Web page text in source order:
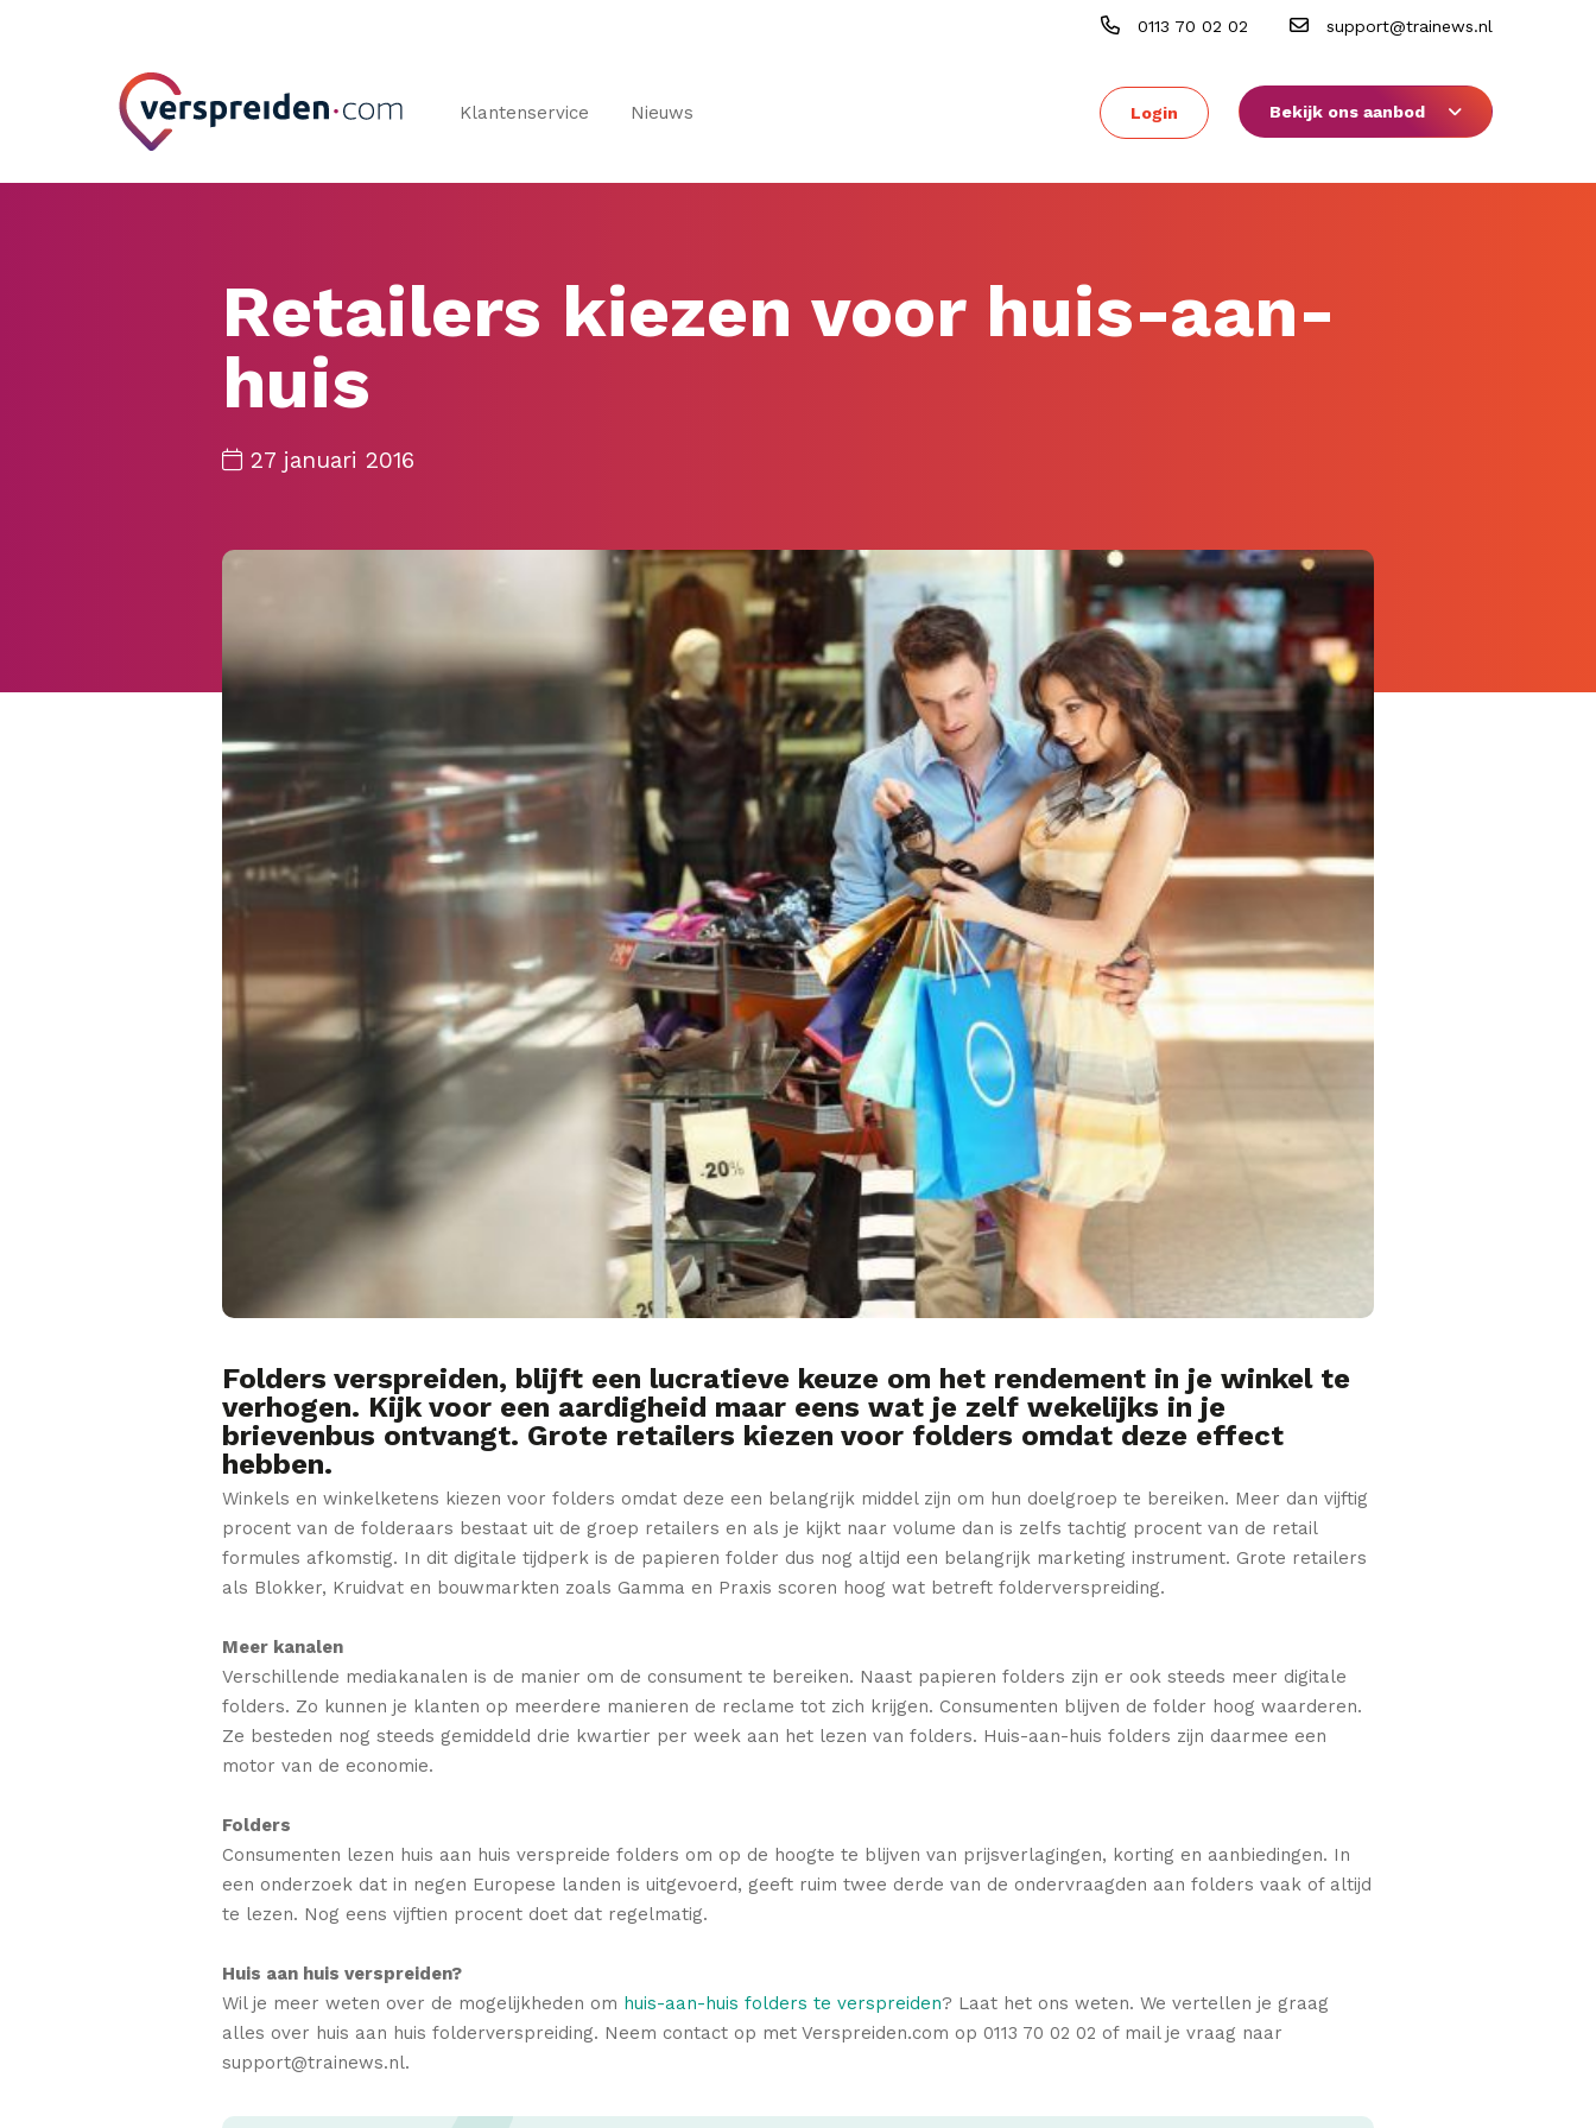
0113 70 02 02 support@trainews.nl
Klantenservice Nieuws Login Bekijk ons aanbod
Retailers kiezen voor huis-aan-
huis
27 januari 2016
Folders verspreiden, blijft een lucratieve keuze om het rendement in je winkel te
verhogen. Kijk voor een aardigheid maar eens wat je zelf wekelijks in je
brievenbus ontvangt. Grote retailers kiezen voor folders omdat deze effect
hebben.
Winkels en winkelketens kiezen voor folders omdat deze een belangrijk middel zijn om hun doelgroep te bereiken. Meer dan vijftig
procent van de folderaars bestaat uit de groep retailers en als je kijkt naar volume dan is zelfs tachtig procent van de retail
formules afkomstig. In dit digitale tijdperk is de papieren folder dus nog altijd een belangrijk marketing instrument. Grote retailers
als Blokker, Kruidvat en bouwmarkten zoals Gamma en Praxis scoren hoog wat betreft folderverspreiding.
Meer kanalen
Verschillende mediakanalen is de manier om de consument te bereiken. Naast papieren folders zijn er ook steeds meer digitale
folders. Zo kunnen je klanten op meerdere manieren de reclame tot zich krijgen. Consumenten blijven de folder hoog waarderen.
Ze besteden nog steeds gemiddeld drie kwartier per week aan het lezen van folders. Huis-aan-huis folders zijn daarmee een
motor van de economie.
Folders
Consumenten lezen huis aan huis verspreide folders om op de hoogte te blijven van prijsverlagingen, korting en aanbiedingen. In
een onderzoek dat in negen Europese landen is uitgevoerd, geeft ruim twee derde van de ondervraagden aan folders vaak of altijd
te lezen. Nog eens vijftien procent doet dat regelmatig.
Huis aan huis verspreiden?
Wil je meer weten over de mogelijkheden om huis-aan-huis folders te verspreiden? Laat het ons weten. We vertellen je graag
alles over huis aan huis folderverspreiding. Neem contact op met Verspreiden.com op 0113 70 02 02 of mail je vraag naar
support@trainews.nl.